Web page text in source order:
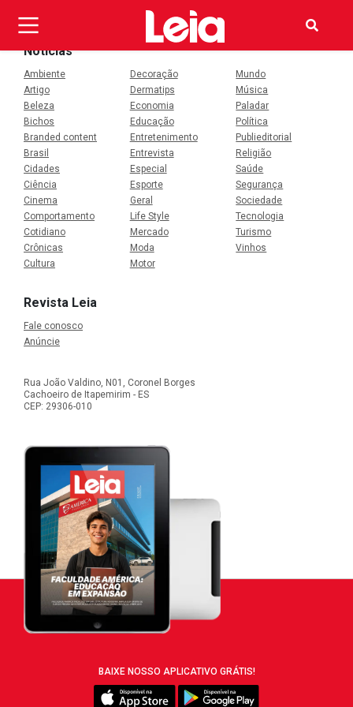
Notícias
Ambiente
Artigo
Beleza
Bichos
Branded content
Brasil
Cidades
Ciência
Cinema
Comportamento
Cotidiano
Crônicas
Cultura
Decoração
Dermatips
Economia
Educação
Entretenimento
Entrevista
Especial
Esporte
Geral
Life Style
Mercado
Moda
Motor
Mundo
Música
Paladar
Política
Publieditorial
Religião
Saúde
Segurança
Sociedade
Tecnologia
Turismo
Vinhos
Revista Leia
Fale conosco
Anúncie
Rua João Valdino, N01, Coronel Borges
Cachoeiro de Itapemirim - ES
CEP: 29306-010
BAIXE NOSSO APLICATIVO GRÁTIS!